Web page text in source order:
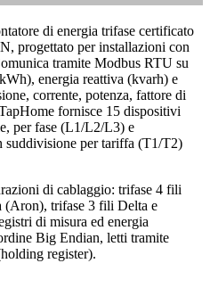
di energia trifase certificato
progettato per installazioni con
tramite Modbus RTU su
energia reattiva (kvarh) e
corrente, potenza, fattore di
fornisce 15 dispositivi
per fase (L1/L2/L3) e
suddivisione per tariffa (T1/T2)
di cablaggio: trifase 4 fili
(Aron), trifase 3 fili Delta e
di misura ed energia
Big Endian, letti tramite
register).